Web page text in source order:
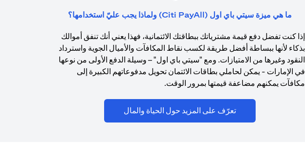
ما هي ميزة سيتي باي اول (Citi PayAll) ولماذا يجب عليّ استخدامها؟
إذا كنت تفضل دفع قيمة مشترياتك ببطاقتك الائتمانية، فهذا يعني أنك تنفق أموالك
بذكاء لأنها ببساطة أفضل طريقة لكسب نقاط المكافآت والأميال الجوية واسترداد
النقود وغيرها من الامتيازات. ومع "سيتي باي اول" – وسيلة الدفع الأولى من نوعها
في الإمارات - يمكن لحاملي بطاقات الائتمان تحويل مدفوعاتهم الكبيرة إلى
مكافآت يمكنهم مضاعفة قيمتها بمرور الوقت.
تعرّف على المزيد حول الحياة والمال